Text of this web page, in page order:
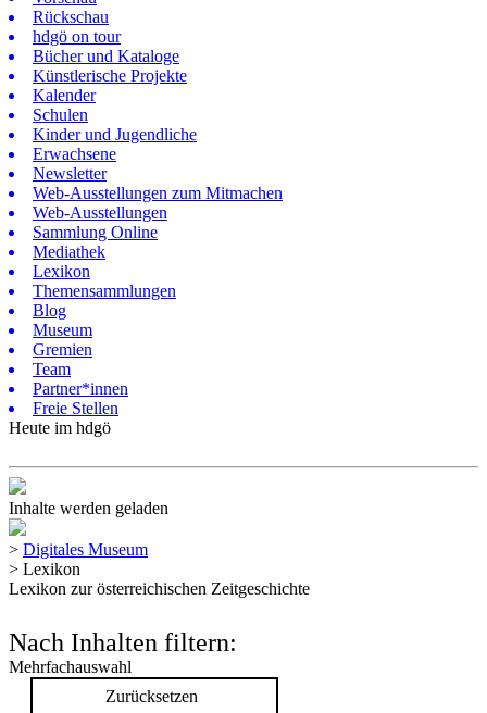
Rückschau
hdgö on tour
Bücher und Kataloge
Künstlerische Projekte
Kalender
Schulen
Kinder und Jugendliche
Erwachsene
Newsletter
Web-Ausstellungen zum Mitmachen
Web-Ausstellungen
Sammlung Online
Mediathek
Lexikon
Themensammlungen
Blog
Museum
Gremien
Team
Partner*innen
Freie Stellen
Heute im hdgö
Inhalte werden geladen
> Digitales Museum
> Lexikon
Lexikon zur österreichischen Zeitgeschichte
Nach Inhalten filtern:
Mehrfachauswahl
Zurücksetzen